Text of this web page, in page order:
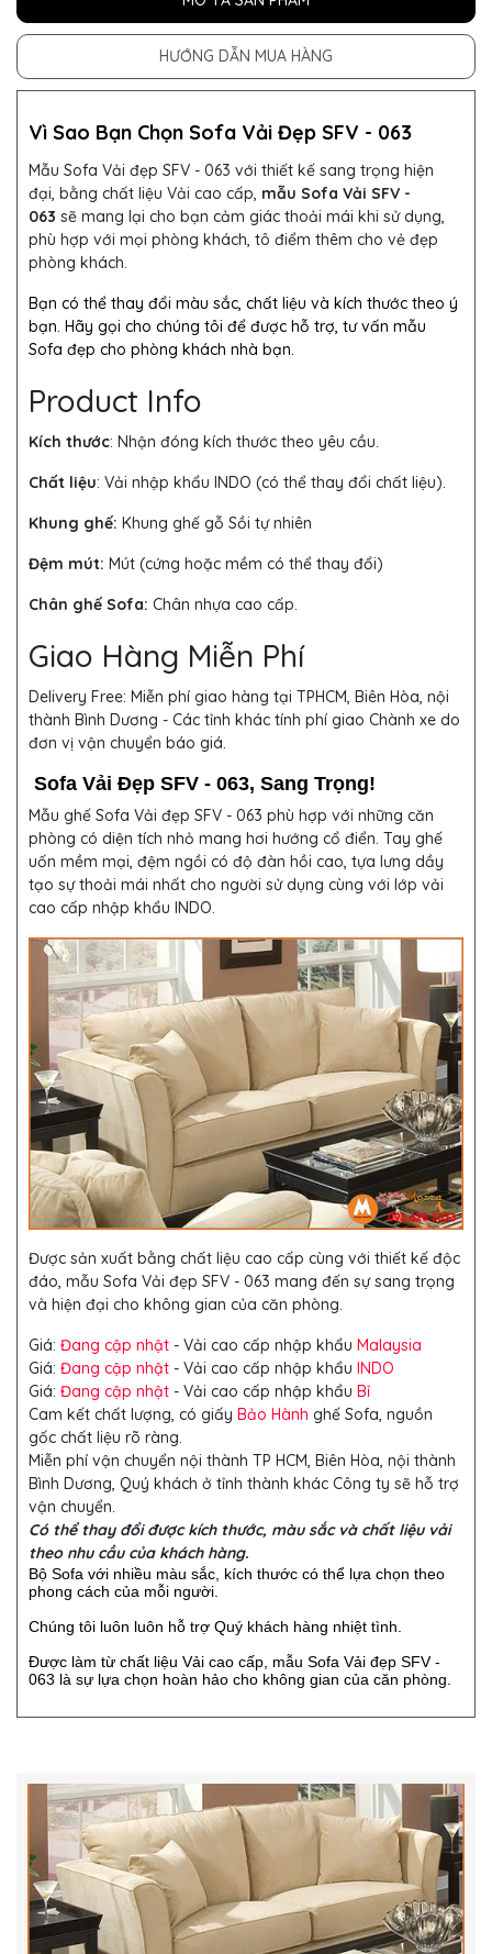
HƯỚNG DẪN MUA HÀNG
Vì Sao Bạn Chọn Sofa Vải Đẹp SFV - 063
Mẫu Sofa Vải đẹp SFV - 063 với thiết kế sang trọng hiện
đại, bằng chất liệu Vải cao cấp, mẫu Sofa Vải SFV -
063 sẽ mang lại cho bạn cảm giác thoải mái khi sử dụng,
phù hợp với mọi phòng khách, tô điểm thêm cho vẻ đẹp
phòng khách.
Bạn có thể thay đổi màu sắc, chất liệu và kích thước theo ý
bạn. Hãy gọi cho chúng tôi để được hỗ trợ, tư vấn mẫu
Sofa đẹp cho phòng khách nhà bạn.
Product Info
Kích thước: Nhận đóng kích thước theo yêu cầu.
Chất liệu: Vải nhập khẩu INDO (có thể thay đổi chất liệu).
Khung ghế: Khung ghế gỗ Sồi tự nhiên
Đệm mút: Mút (cứng hoặc mềm có thể thay đổi)
Chân ghế Sofa: Chân nhựa cao cấp.
Giao Hàng Miễn Phí
Delivery Free: Miễn phí giao hàng tại TPHCM, Biên Hòa, nội
thành Bình Dương - Các tỉnh khác tính phí giao Chành xe do
đơn vị vận chuyển báo giá.
Sofa Vải Đẹp SFV - 063, Sang Trọng!
Mẫu ghế Sofa Vải đẹp SFV - 063 phù hợp với những căn
phòng có diện tích nhỏ mang hơi hướng cổ điển. Tay ghế
uốn mềm mại, đệm ngồi có độ đàn hồi cao, tựa lưng dầy
tạo sự thoải mái nhất cho người sử dụng cùng với lớp vải
cao cấp nhập khẩu INDO.
Được sản xuất bằng chất liệu cao cấp cùng với thiết kế độc
đáo, mẫu Sofa Vải đẹp SFV - 063 mang đến sự sang trọng
và hiện đại cho không gian của căn phòng.
Giá: Đang cập nhật - Vải cao cấp nhập khẩu Malaysia
Giá: Đang cập nhật - Vải cao cấp nhập khẩu INDO
Giá: Đang cập nhật - Vải cao cấp nhập khẩu Bỉ
Cam kết chất lượng, có giấy Bảo Hành ghế Sofa, nguồn
gốc chất liệu rõ ràng.
Miễn phí vận chuyển nội thành TP HCM, Biên Hòa, nội thành
Bình Dương, Quý khách ở tỉnh thành khác Công ty sẽ hỗ trợ
vận chuyển.
Có thể thay đổi được kích thước, màu sắc và chất liệu vải
theo nhu cầu của khách hàng.
Bộ Sofa với nhiều màu sắc, kích thước có thể lựa chọn theo
phong cách của mỗi người.
Chúng tôi luôn luôn hỗ trợ Quý khách hàng nhiệt tình.
Được làm từ chất liệu Vải cao cấp, mẫu Sofa Vải đẹp SFV -
063 là sự lựa chọn hoàn hảo cho không gian của căn phòng.